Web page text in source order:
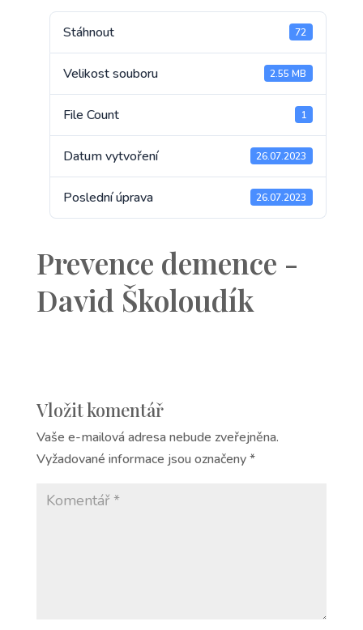
Stáhnout 72
Velikost souboru 2.55 MB
File Count 1
Datum vytvoření 26.07.2023
Poslední úprava 26.07.2023
Prevence demence -
David Školoudík
Vložit komentář
Vaše e-mailová adresa nebude zveřejněna.
Vyžadované informace jsou označeny*